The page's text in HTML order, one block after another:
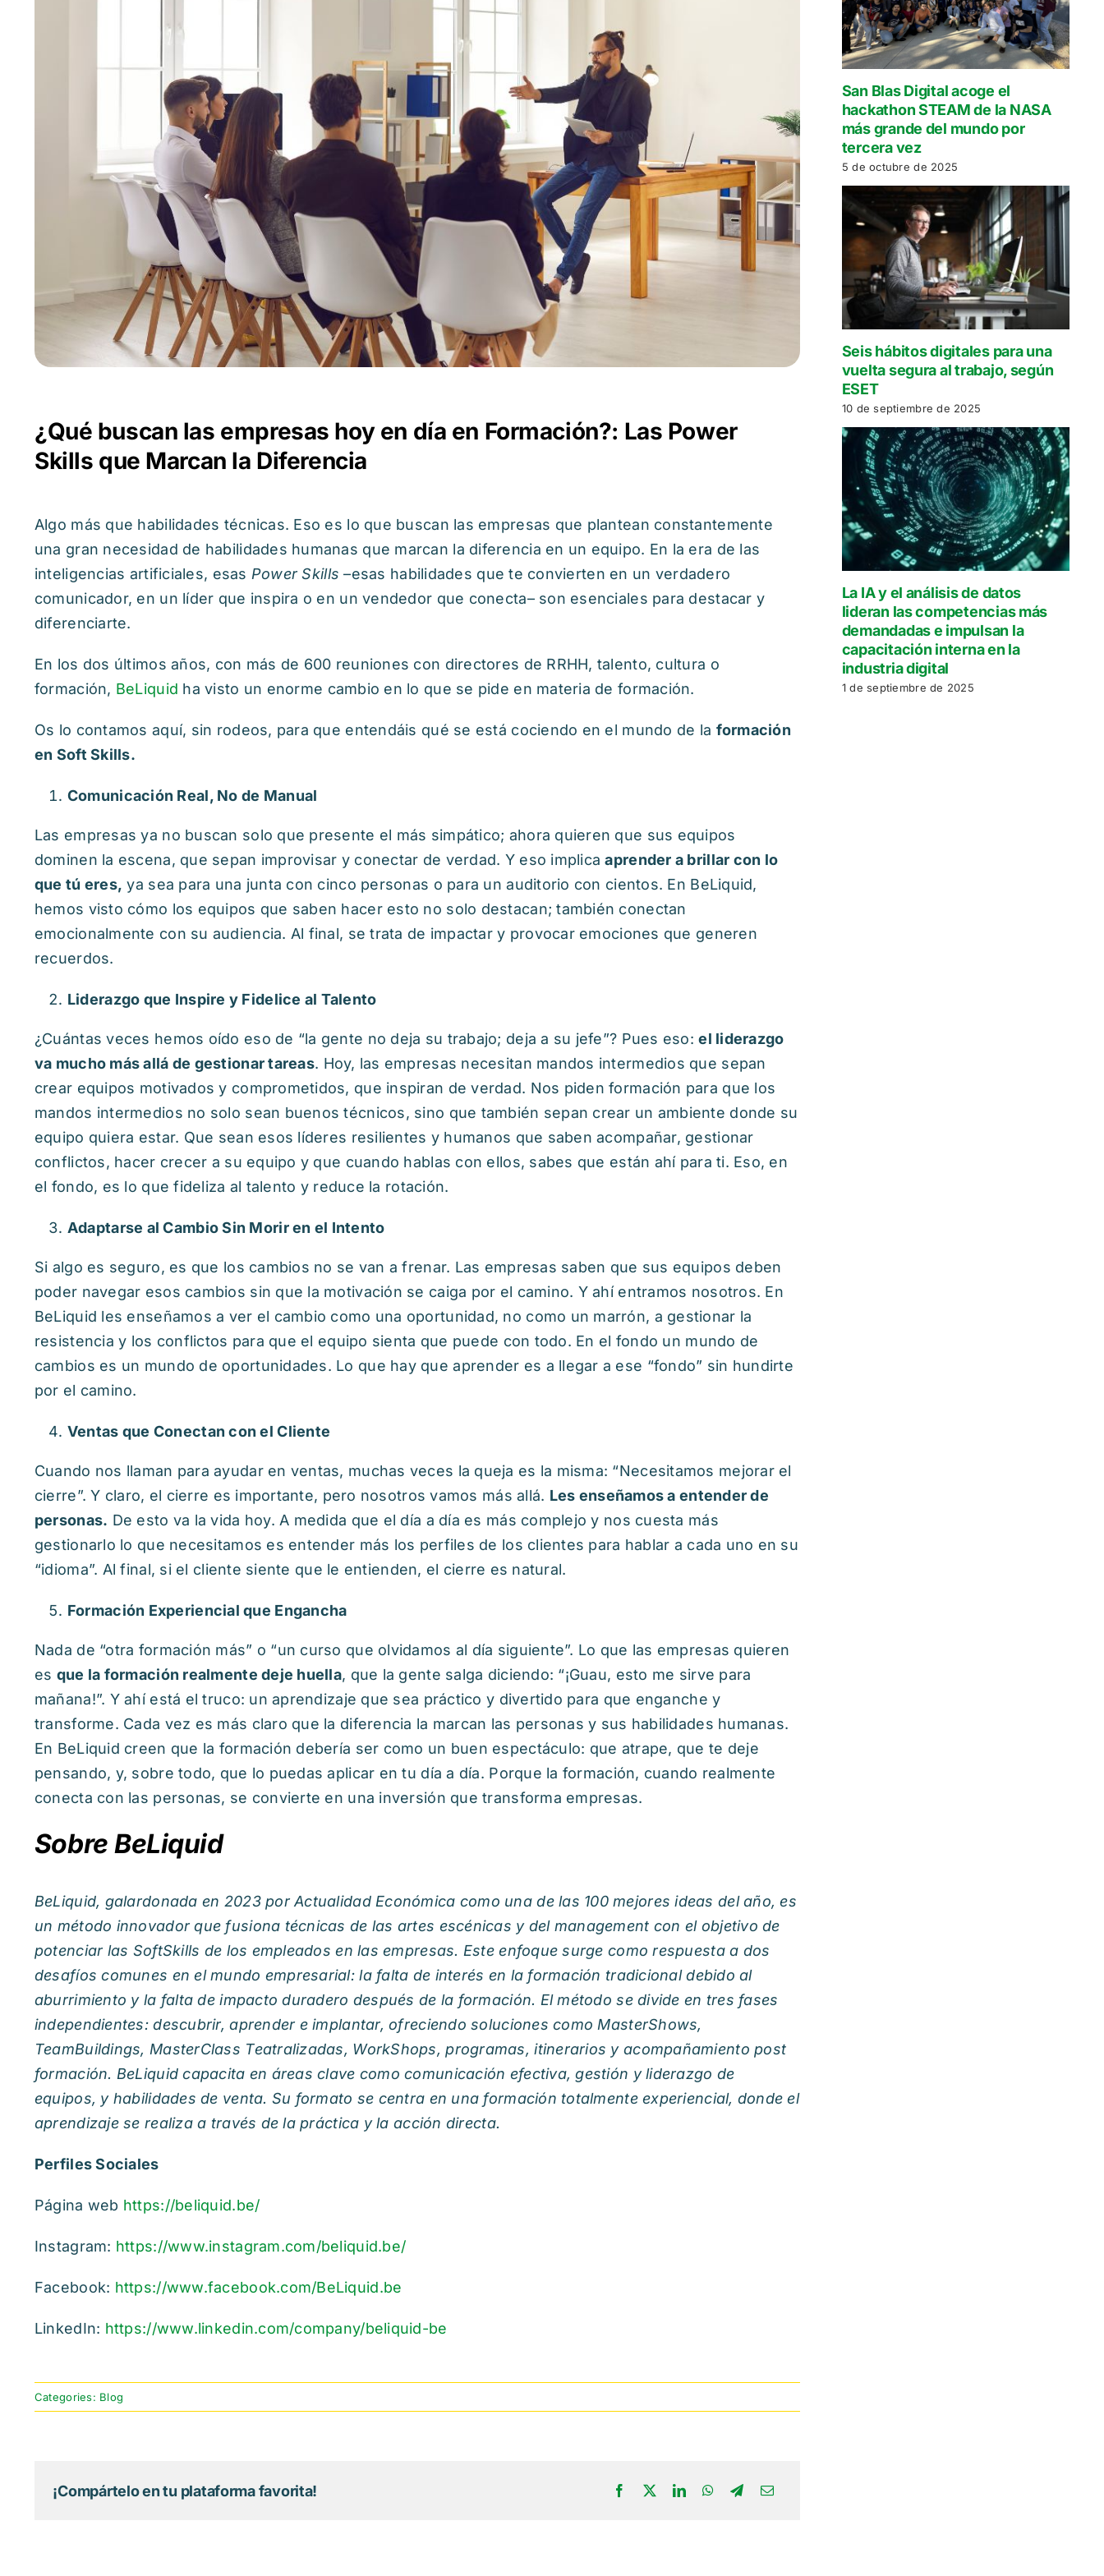
¿Qué buscan las empresas hoy en día en Formación?: Las Power
Skills que Marcan la Diferencia
Algo más que habilidades técnicas. Eso es lo que buscan las empresas que plantean constantemente
una gran necesidad de habilidades humanas que marcan la diferencia en un equipo. En la era de las
inteligencias artificiales, esas Power Skills –esas habilidades que te convierten en un verdadero
comunicador, en un líder que inspira o en un vendedor que conecta– son esenciales para destacar y
diferenciarte.
En los dos últimos años, con más de 600 reuniones con directores de RRHH, talento, cultura o
formación, BeLiquid ha visto un enorme cambio en lo que se pide en materia de formación.
Os lo contamos aquí, sin rodeos, para que entendáis qué se está cociendo en el mundo de la formación
en Soft Skills.
Comunicación Real, No de Manual
Las empresas ya no buscan solo que presente el más simpático; ahora quieren que sus equipos
dominen la escena, que sepan improvisar y conectar de verdad. Y eso implicaaprender a brillar con lo
que tú eres, ya sea para una junta con cinco personas o para un auditorio con cientos. En BeLiquid,
hemos visto cómo los equipos que saben hacer esto no solo destacan; también conectan
emocionalmente con su audiencia. Al final, se trata de impactar y provocar emociones que generen
recuerdos.
Liderazgo que Inspire y Fidelice al Talento
¿Cuántas veces hemos oído eso de “la gente no deja su trabajo; deja a su jefe”? Pues eso:el liderazgo
va mucho más allá de gestionar tareas. Hoy, las empresas necesitan mandos intermedios que sepan
crear equipos motivados y comprometidos, que inspiran de verdad. Nos piden formación para que los
mandos intermedios no solo sean buenos técnicos, sino que también sepan crear un ambiente donde su
equipo quiera estar. Que sean esos líderes resilientes y humanos que saben acompañar, gestionar
conflictos, hacer crecer a su equipo y que cuando hablas con ellos, sabes que están ahí para ti. Eso, en
el fondo, es lo que fideliza al talento y reduce la rotación.
Adaptarse al Cambio Sin Morir en el Intento
Si algo es seguro, es que los cambios no se van a frenar. Las empresas saben que sus equipos deben
poder navegar esos cambios sin que la motivación se caiga por el camino. Y ahí entramos nosotros. En
BeLiquid les enseñamos a ver el cambio como una oportunidad, no como un marrón, a gestionar la
resistencia y los conflictos para que el equipo sienta que puede con todo. En el fondo un mundo de
cambios es un mundo de oportunidades. Lo que hay que aprender es a llegar a ese “fondo” sin hundirte
por el camino.
Ventas que Conectan con el Cliente
Cuando nos llaman para ayudar en ventas, muchas veces la queja es la misma: “Necesitamos mejorar el
cierre”. Y claro, el cierre es importante, pero nosotros vamos más allá. Les enseñamos a entender de
personas. De esto va la vida hoy. A medida que el día a día es más complejo y nos cuesta más
gestionarlo lo que necesitamos es entender más los perfiles de los clientes para hablar a cada uno en su
“idioma”. Al final, si el cliente siente que le entienden, el cierre es natural.
Formación Experiencial que Engancha
Nada de “otra formación más” o “un curso que olvidamos al día siguiente”. Lo que las empresas quieren
es que la formación realmente deje huella, que la gente salga diciendo: “¡Guau, esto me sirve para
mañana!”. Y ahí está el truco: un aprendizaje que sea práctico y divertido para que enganche y
transforme. Cada vez es más claro que la diferencia la marcan las personas y sus habilidades humanas.
En BeLiquid creen que la formación debería ser como un buen espectáculo: que atrape, que te deje
pensando, y, sobre todo, que lo puedas aplicar en tu día a día. Porque la formación, cuando realmente
conecta con las personas, se convierte en una inversión que transforma empresas.
Sobre BeLiquid
BeLiquid, galardonada en 2023 por Actualidad Económica como una de las 100 mejores ideas del año, es
un método innovador que fusiona técnicas de las artes escénicas y del management con el objetivo de
potenciar las SoftSkills de los empleados en las empresas. Este enfoque surge como respuesta a dos
desafíos comunes en el mundo empresarial: la falta de interés en la formación tradicional debido al
aburrimiento y la falta de impacto duradero después de la formación. El método se divide en tres fases
independientes: descubrir, aprender e implantar, ofreciendo soluciones como MasterShows,
TeamBuildings, MasterClass Teatralizadas, WorkShops, programas, itinerarios y acompañamiento post
formación. BeLiquid capacita en áreas clave como comunicación efectiva, gestión y liderazgo de
equipos, y habilidades de venta. Su formato se centra en una formación totalmente experiencial, donde el
aprendizaje se realiza a través de la práctica y la acción directa.
Perfiles Sociales
Página web https://beliquid.be/
Instagram: https://www.instagram.com/beliquid.be/
Facebook: https://www.facebook.com/BeLiquid.be
LinkedIn: https://www.linkedin.com/company/beliquid-be
Categories: Blog
¡Compártelo en tu plataforma favorita!
San Blas Digital acoge el
hackathon STEAM de la NASA
más grande del mundo por
tercera vez
5 de octubre de 2025
Seis hábitos digitales para una
vuelta segura al trabajo, según
ESET
10 de septiembre de 2025
La IA y el análisis de datos
lideran las competencias más
demandadas e impulsan la
capacitación interna en la
industria digital
1 de septiembre de 2025